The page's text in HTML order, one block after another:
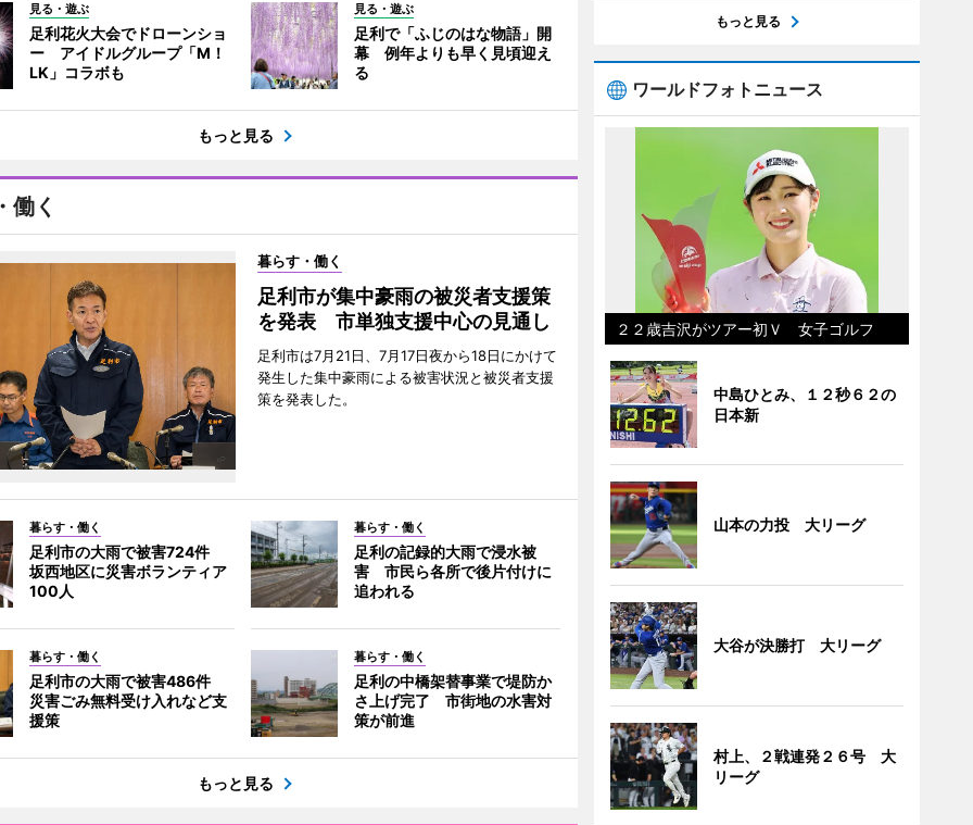
見る・遊ぶ
足利花火大会でドローンショ
ー アイドルグループ「M！
LK」コラボも
見る・遊ぶ
足利で「ふじのはな物語」開
幕 例年よりも早く見頃迎え
る
もっと見る
働く
暮らす・働く
足利市が集中豪雨の被災者支援策
を発表 市単独支援中心の見通し
足利市は7月21日、7月17日夜から18日にかけて
発生した集中豪雨による被害状況と被災者支援
策を発表した。
暮らす・働く
足利市の大雨で被害724件
坂西地区に災害ボランティア
100人
暮らす・働く
足利の記録的大雨で浸水被
害 市民ら各所で後片付けに
追われる
暮らす・働く
足利市の大雨で被害486件
災害ごみ無料受け入れなど支
援策
暮らす・働く
足利の中橋架替事業で堤防か
さ上げ完了 市街地の水害対
策が前進
もっと見る
もっと見る
ワールドフォトニュース
２２歳吉沢がツアー初Ｖ 女子ゴルフ
中島ひとみ、１２秒６２の
日本新
山本の力投 大リーグ
大谷が決勝打 大リーグ
村上、２戦連発２６号 大
リーグ